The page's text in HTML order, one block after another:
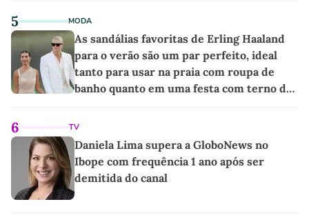
5 MODA
As sandálias favoritas de Erling Haaland
para o verão são um par perfeito, ideal
tanto para usar na praia com roupa de
banho quanto em uma festa com terno de
6 TV
Daniela Lima supera a GloboNews no
Ibope com frequência 1 ano após ser
demitida do canal